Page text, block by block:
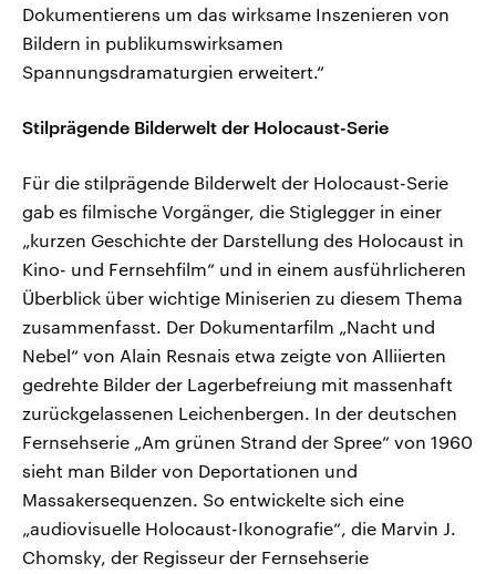
Dokumentierens um das wirksame Inszenieren von
Bildern in publikumswirksamen
Spannungsdramaturgien erweitert.“
Stilprägende Bilderwelt der Holocaust-Serie
Für die stilprägende Bilderwelt der Holocaust-Serie
gab es filmische Vorgänger, die Stiglegger in einer
„kurzen Geschichte der Darstellung des Holocaust in
Kino- und Fernsehfilm“ und in einem ausführlicheren
Überblick über wichtige Miniserien zu diesem Thema
zusammenfasst. Der Dokumentarfilm „Nacht und
Nebel“ von Alain Resnais etwa zeigte von Alliierten
gedrehte Bilder der Lagerbefreiung mit massenhaft
zurückgelassenen Leichenbergen. In der deutschen
Fernsehserie „Am grünen Strand der Spree“ von 1960
sieht man Bilder von Deportationen und
Massakersequenzen. So entwickelte sich eine
„audiovisuelle Holocaust-Ikonografie“, die Marvin J.
Chomsky, der Regisseur der Fernsehserie